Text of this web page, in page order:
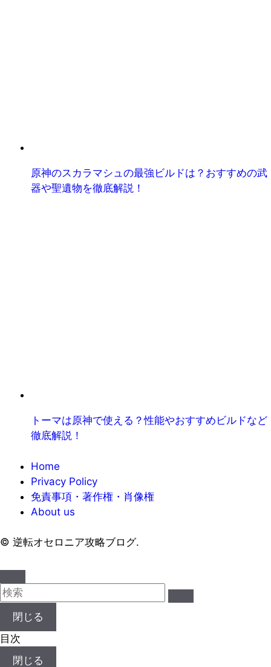
原神のスカラマシュの最強ビルドは？おすすめの武
器や聖遺物を徹底解説！
トーマは原神で使える？性能やおすすめビルドなど
徹底解説！
Home
Privacy Policy
免責事項・著作権・肖像権
About us
© 逆転オセロニア攻略ブログ.
閉じる
目次
閉じる